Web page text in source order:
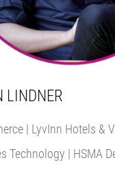
LINDNER
| LyvInn Hotels &
Technology | HSMA